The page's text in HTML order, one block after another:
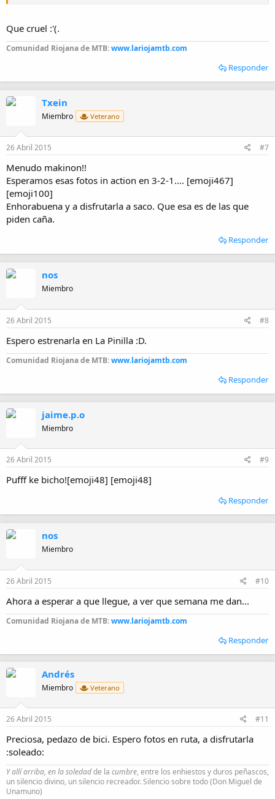
Que cruel :'(.
Comunidad Riojana de MTB:www.lariojamtb.com
Responder
Txein
Miembro Veterano
26 Abril 2015 #7
Menudo makinon!!
Esperamos esas fotos in action en 3-2-1.... [emoji467]
[emoji100]
Enhorabuena y a disfrutarla a saco. Que esa es de las que
piden caña.
Responder
nos
Miembro
26 Abril 2015 #8
Espero estrenarla en La Pinilla :D.
Comunidad Riojana de MTB:www.lariojamtb.com
Responder
jaime.p.o
Miembro
26 Abril 2015 #9
Pufff ke bicho![emoji48] [emoji48]
Responder
nos
Miembro
26 Abril 2015 #10
Ahora a esperar a que llegue, a ver que semana me dan...
Comunidad Riojana de MTB:www.lariojamtb.com
Responder
Andrés
Miembro Veterano
26 Abril 2015 #11
Preciosa, pedazo de bici. Espero fotos en ruta, a disfrutarla
:soleado:
Y allí arriba, en la soledadde la cumbre, entre los enhiestos y duros peñascos,
un silencio divino, un silencio recreador. Silencio sobre todo (Don Miguel de
Unamuno)